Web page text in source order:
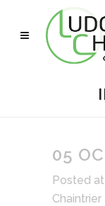
05
Posted at
Chaintrier